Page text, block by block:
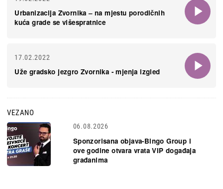
Urbanizacija Zvornika – na mjestu porodičnih
kuća grade se višespratnice
17.02.2022
Uže gradsko jezgro Zvornika - mjenja izgled
VEZANO
06.08.2026
Sponzorisana objava-Bingo Group i
ove godine otvara vrata VIP događaja
građanima